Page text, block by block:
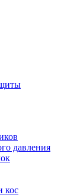
давления
кос